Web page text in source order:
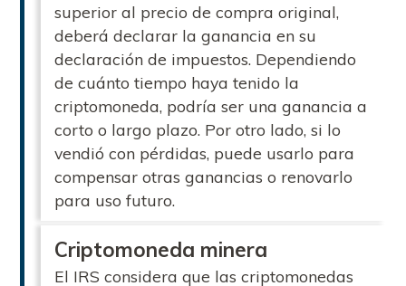
superior al precio de compra original,
deberá declarar la ganancia en su
declaración de impuestos. Dependiendo
de cuánto tiempo haya tenido la
criptomoneda, podría ser una ganancia a
corto o largo plazo. Por otro lado, si lo
vendió con pérdidas, puede usarlo para
compensar otras ganancias o renovarlo
para uso futuro.
Criptomoneda minera
El IRS considera que las criptomonedas